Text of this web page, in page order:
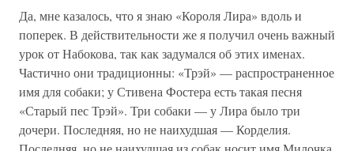
Да, мне казалось, что я знаю «Короля Лира» вдоль и
поперек. В действительности же я получил очень важный
урок от Набокова, так как задумался об этих именах.
Частично они традиционны: «Трэй» — распространенное
имя для собаки; у Стивена Фостера есть такая песня
«Старый пес Трэй». Три собаки — у Лира было три
дочери. Последняя, но не наихудшая — Корделия.